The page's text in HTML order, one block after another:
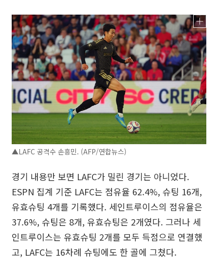
▲LAFC 공격수 손흥민. (AFP/연합뉴스)
경기 내용만 보면 LAFC가 밀린 경기는 아니었다.
ESPN 집계 기준 LAFC는 점유율 62.4%, 슈팅 16개,
유효슈팅 4개를 기록했다. 세인트루이스의 점유율은
37.6%, 슈팅은 8개, 유효슈팅은 2개였다. 그러나 세
인트루이스는 유효슈팅 2개를 모두 득점으로 연결했
고, LAFC는 16차례 슈팅에도 한 골에 그쳤다.